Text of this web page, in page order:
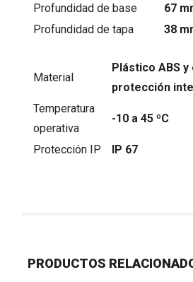
Profundidad de base
67
Profundidad de tapa
38
Material
Plástico ABS y
protección
Temperatura
operativa
-10 a 45 ºC
Protección IP IP 67
PRODUCTOS